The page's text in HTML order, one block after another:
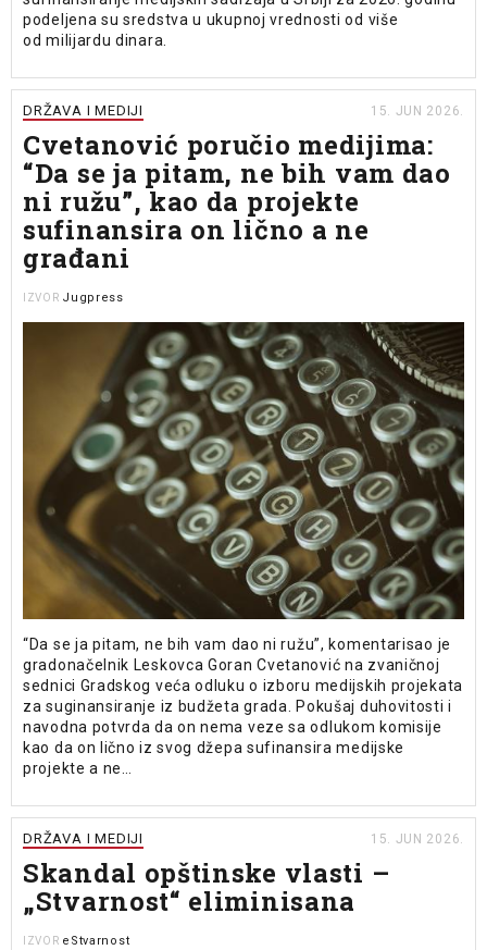
podeljena su sredstva u ukupnoj vrednosti od više
od milijardu dinara.
DRŽAVA I MEDIJI 15. JUN 2026.
Cvetanović poručio medijima:
“Da se ja pitam, ne bih vam dao
ni ružu”, kao da projekte
sufinansira on lično a ne
građani
IZVOR Jugpress
“Da se ja pitam, ne bih vam dao ni ružu”, komentarisao je
gradonačelnik Leskovca Goran Cvetanović na zvaničnoj
sednici Gradskog veća odluku o izboru medijskih projekata
za suginansiranje iz budžeta grada. Pokušaj duhovitosti i
navodna potvrda da on nema veze sa odlukom komisije
kao da on lično iz svog džepa sufinansira medijske
projekte a ne…
DRŽAVA I MEDIJI 15. JUN 2026.
Skandal opštinske vlasti –
„Stvarnost“ eliminisana
IZVOR eStvarnost